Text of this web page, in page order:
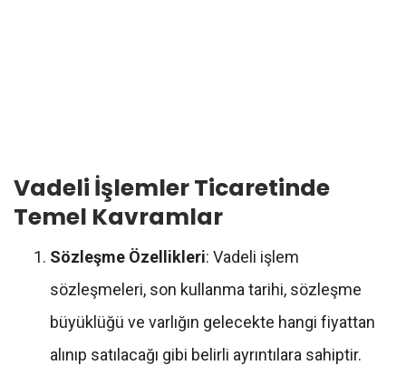
Vadeli İşlemler Ticaretinde
Temel Kavramlar
Sözleşme Özellikleri: Vadeli işlem
sözleşmeleri, son kullanma tarihi, sözleşme
büyüklüğü ve varlığın gelecekte hangi fiyattan
alınıp satılacağı gibi belirli ayrıntılara sahiptir.